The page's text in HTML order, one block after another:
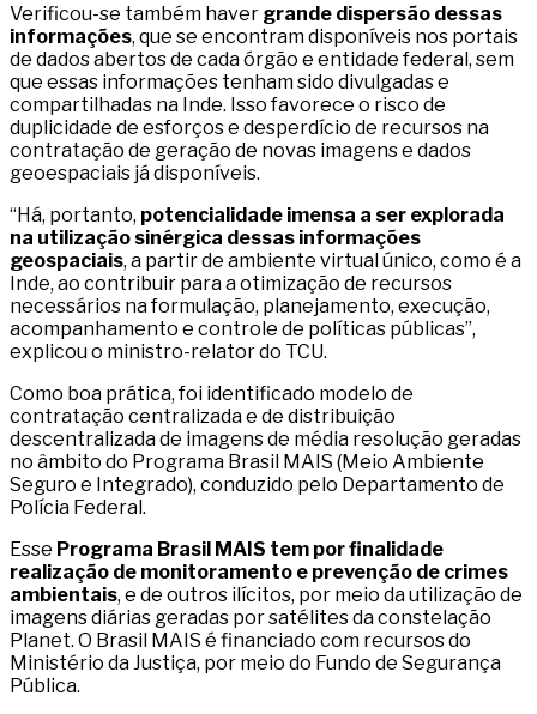
Verificou-se também haver grande dispersão dessas
informações, que se encontram disponíveis nos portais
de dados abertos de cada órgão e entidade federal, sem
que essas informações tenham sido divulgadas e
compartilhadas na Inde. Isso favorece o risco de
duplicidade de esforços e desperdício de recursos na
contratação de geração de novas imagens e dados
geoespaciais já disponíveis.
“Há, portanto, potencialidade imensa a ser explorada
na utilização sinérgica dessas informações
geospaciais, a partir de ambiente virtual único, como é a
Inde, ao contribuir para a otimização de recursos
necessários na formulação, planejamento, execução,
acompanhamento e controle de políticas públicas”,
explicou o ministro-relator do TCU.
Como boa prática, foi identificado modelo de
contratação centralizada e de distribuição
descentralizada de imagens de média resolução geradas
no âmbito do Programa Brasil MAIS (Meio Ambiente
Seguro e Integrado), conduzido pelo Departamento de
Polícia Federal.
Esse Programa Brasil MAIS tem por finalidade
realização de monitoramento e prevenção de crimes
ambientais, e de outros ilícitos, por meio da utilização de
imagens diárias geradas por satélites da constelação
Planet. O Brasil MAIS é financiado com recursos do
Ministério da Justiça, por meio do Fundo de Segurança
Pública.